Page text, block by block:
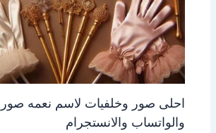
احلى صور وخلفيات لاسم نعمه صور
والواتساب والانستجرام